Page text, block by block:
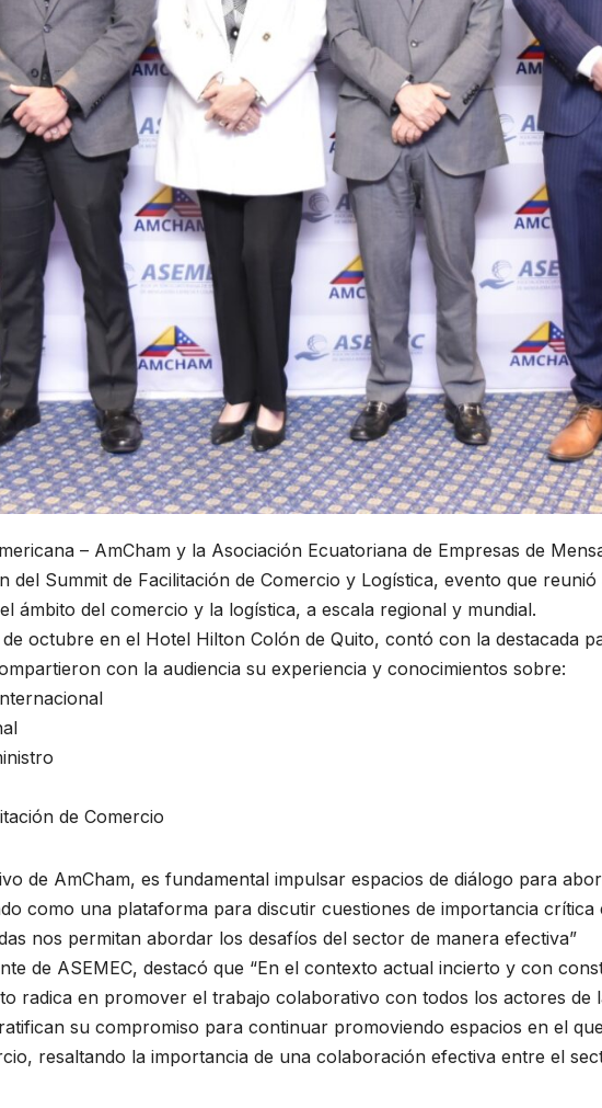
– AmCham y la Asociación Ecuatoriana de Empresas de
Summit de Facilitación de Comercio y Logística, evento que
ámbito del comercio y la logística, a escala regional y mundial.
octubre en el Hotel Hilton Colón de Quito, contó con la destacada
con la audiencia su experiencia y conocimientos sobre:
de Comercio
de AmCham, es fundamental impulsar espacios de diálogo para
como una plataforma para discutir cuestiones de importancia
nos permitan abordar los desafíos del sector de manera efectiva”
de ASEMEC, destacó que “En el contexto actual incierto y con
radica en promover el trabajo colaborativo con todos los actores de
su compromiso para continuar promoviendo espacios en el
resaltando la importancia de una colaboración efectiva entre el